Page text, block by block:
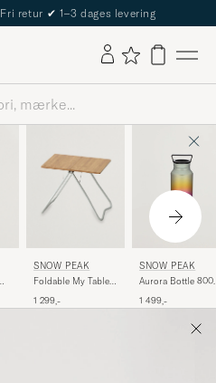
Fri retur ✔ 1–3 dages levering
SNOW PEAK
Foldable My Table
1 299,-
SNOW PEAK
Aurora Bottle 800
1 499,-